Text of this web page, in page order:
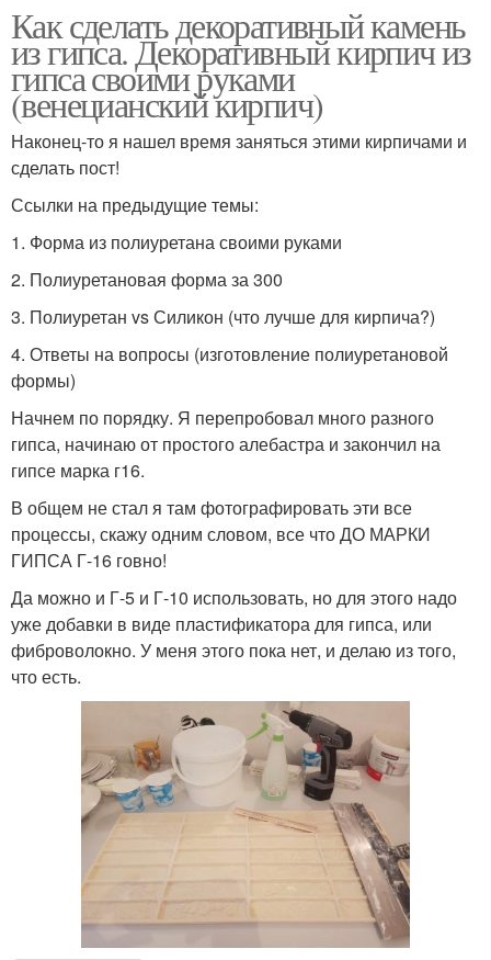
Как сделать декоративный камень
из гипса. Декоративный кирпич из
гипса своими руками
(венецианский кирпич)
Наконец-то я нашел время заняться этими кирпичами и
сделать пост!
Ссылки на предыдущие темы:
1. Форма из полиуретана своими руками
2. Полиуретановая форма за 300
3. Полиуретан vs Силикон (что лучше для кирпича?)
4. Ответы на вопросы (изготовление полиуретановой
формы)
Начнем по порядку. Я перепробовал много разного
гипса, начинаю от простого алебастра и закончил на
гипсе марка г16.
В общем не стал я там фотографировать эти все
процессы, скажу одним словом, все что ДО МАРКИ
ГИПСА Г-16 говно!
Да можно и Г-5 и Г-10 использовать, но для этого надо
уже добавки в виде пластификатора для гипса, или
фиброволокно. У меня этого пока нет, и делаю из того,
что есть.